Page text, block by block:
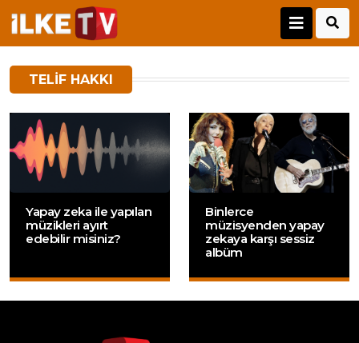
TELIF HAKKI
Yapay zeka ile yapılan
müzikleri ayırt
edebilir misiniz?
Binlerce
müzisyenden yapay
zekaya karşı sessiz
albüm